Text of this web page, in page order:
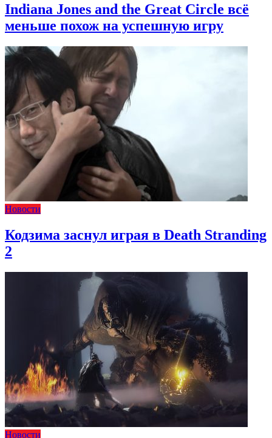
Indiana Jones and the Great Circle всё
меньше похож на успешную игру
Новости
Кодзима заснул играя в Death Stranding
2
Новости